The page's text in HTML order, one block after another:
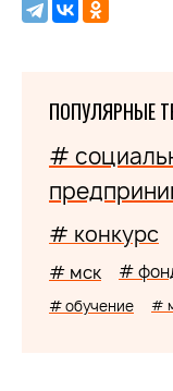
ПОПУЛЯРНЫЕ
#
# конкурс
# мск #
# обучение #